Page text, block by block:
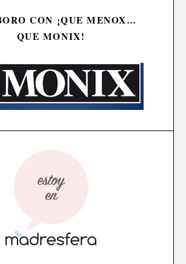
CON ¡QUE MENOX…
QUE MONIX!